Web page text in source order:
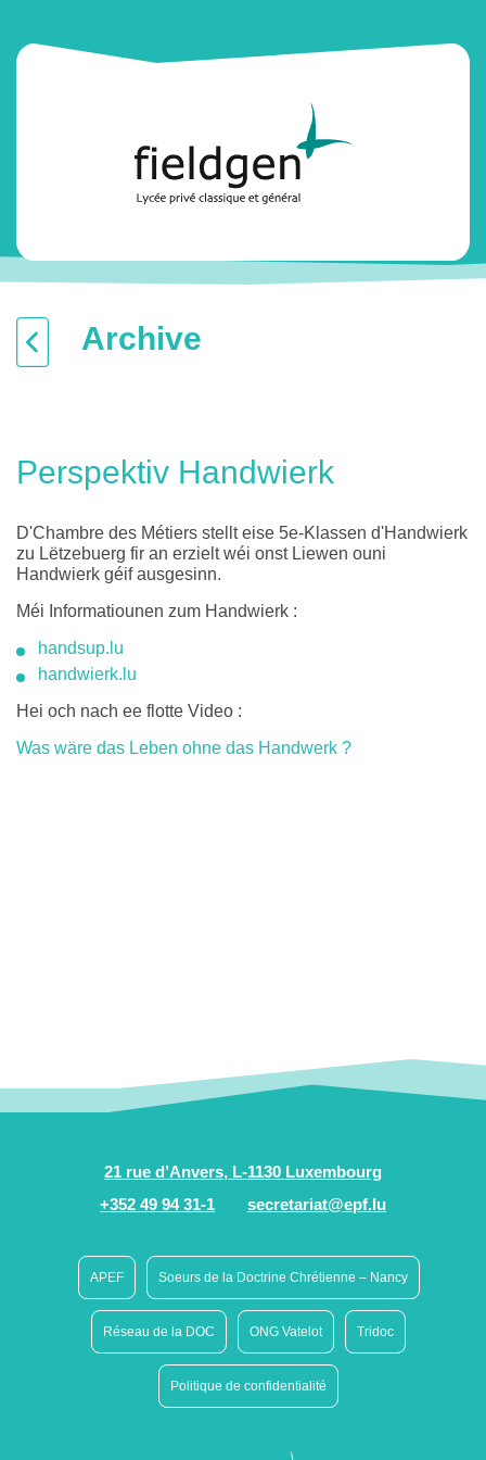
Archive
Perspektiv Handwierk
D'Chambre des Métiers stellt eise 5e-Klassen d'Handwierk
zu Lëtzebuerg fir an erzielt wéi onst Liewen ouni
Handwierk géif ausgesinn.
Méi Informatiounen zum Handwierk :
handsup.lu
handwierk.lu
Hei och nach ee flotte Video :
Was wäre das Leben ohne das Handwerk ?
21 rue d’Anvers, L-1130 Luxembourg
+352 49 94 31-1
secretariat@epf.lu
APEF Soeurs de la Doctrine Chrétienne – Nancy
Réseau de la DOC ONG Vatelot Tridoc
Politique de confidentialité